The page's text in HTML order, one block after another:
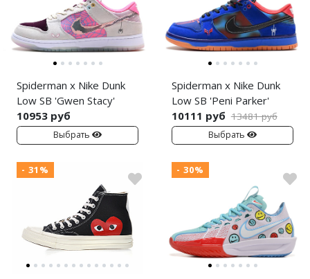
Spiderman x Nike Dunk
Low SB 'Gwen Stacy'
10953 руб
Выбрать
Spiderman x Nike Dunk
Low SB 'Peni Parker'
10111 руб 13481 руб
Выбрать
- 31% - 30%